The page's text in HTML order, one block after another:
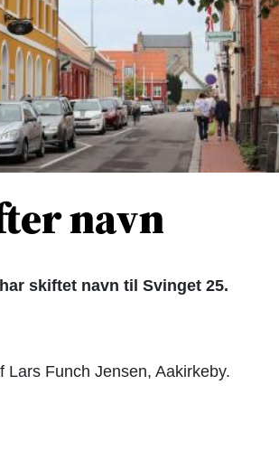
navn
skiftet navn til Svinget 25.
Funch Jensen, Aakirkeby.